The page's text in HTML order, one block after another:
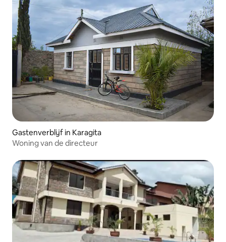
Gastenverblijf in Karagita
Woning van de directeur